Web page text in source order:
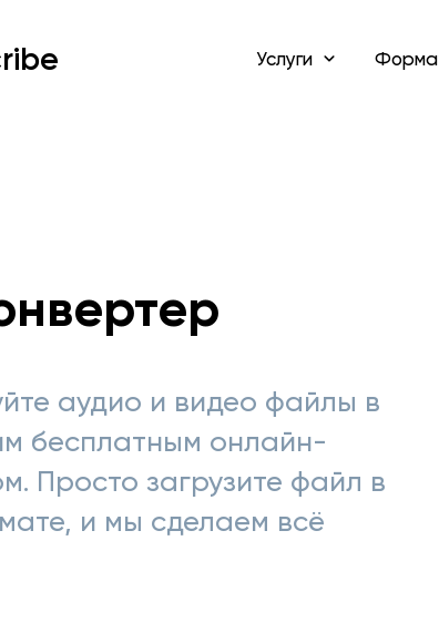
Услуги
аудио и видео файлы в
бесплатным онлайн-
Просто загрузите файл в
и мы сделаем всё